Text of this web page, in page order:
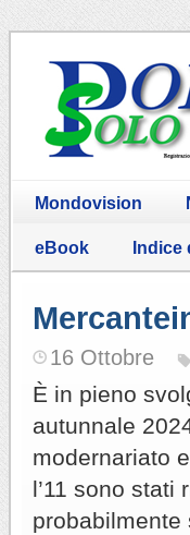
Mondovision
eBook
16 Ottobre
È in pieno
autunnale
modernariato
l’11 sono
probabilmente